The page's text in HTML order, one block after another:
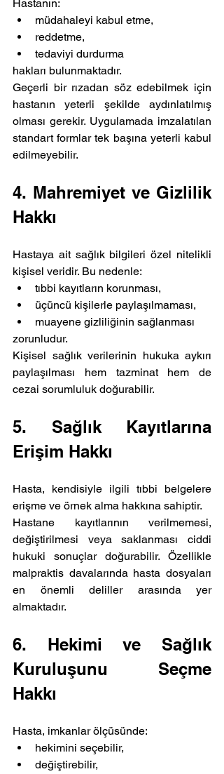
Hastanın:
müdahaleyi kabul etme,
reddetme,
tedaviyi durdurma
hakları bulunmaktadır.
Geçerli bir rızadan söz edebilmek için
hastanın yeterli şekilde aydınlatılmış
olması gerekir. Uygulamada imzalatılan
standart formlar tek başına yeterli kabul
edilmeyebilir.
4. Mahremiyet ve Gizlilik
Hakkı
Hastaya ait sağlık bilgileri özel nitelikli
kişisel veridir. Bu nedenle:
tıbbi kayıtların korunması,
üçüncü kişilerle paylaşılmaması,
muayene gizliliğinin sağlanması
zorunludur.
Kişisel sağlık verilerinin hukuka aykırı
paylaşılması hem tazminat hem de
cezai sorumluluk doğurabilir.
5. Sağlık Kayıtlarına
Erişim Hakkı
Hasta, kendisiyle ilgili tıbbi belgelere
erişme ve örnek alma hakkına sahiptir.
Hastane kayıtlarının verilmemesi,
değiştirilmesi veya saklanması ciddi
hukuki sonuçlar doğurabilir. Özellikle
malpraktis davalarında hasta dosyaları
en önemli deliller arasında yer
almaktadır.
6. Hekimi ve Sağlık
Kuruluşunu Seçme
Hakkı
Hasta, imkanlar ölçüsünde:
hekimini seçebilir,
değiştirebilir,